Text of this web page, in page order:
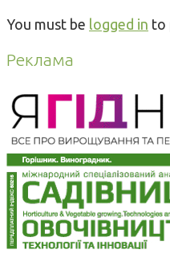
You must be logged in to
Реклама